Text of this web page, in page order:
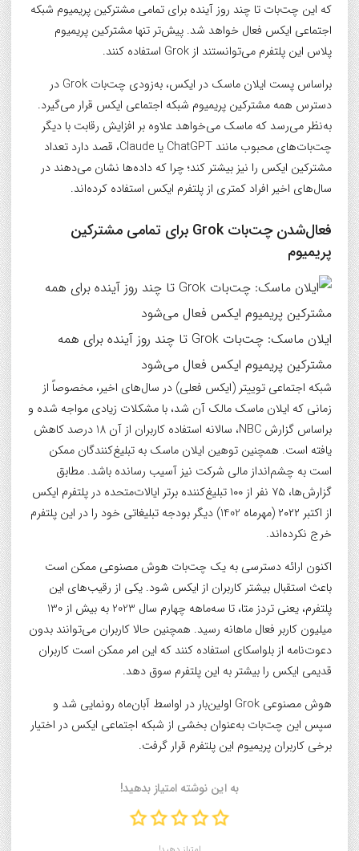
که این چت‌بات تا چند روز آینده برای تمامی مشترکین پریمیوم شبکه
اجتماعی ایکس فعال خواهد شد. پیش‌تر تنها مشترکین پریمیوم
پلاس این پلتفرم می‌توانستند از Grok استفاده کنند.
براساس پست ایلان ماسک در ایکس، به‌زودی چت‌بات Grok در
دسترس همه مشترکین پریمیوم شبکه اجتماعی ایکس قرار می‌گیرد.
به‌نظر می‌رسد که ماسک می‌خواهد علاوه‌ بر افزایش رقابت با دیگر
چت‌بات‌های محبوب مانند ChatGPT یا Claude، قصد دارد تعداد
مشترکین ایکس را نیز بیشتر کند؛ چرا که داده‌ها نشان می‌دهند در
سال‌های اخیر افراد کمتری از پلتفرم ایکس استفاده کرده‌اند.
فعال‌شدن چت‌بات Grok برای تمامی مشترکین
پریمیوم
ایلان ماسک: چت‌بات Grok تا چند روز آینده برای همه
مشترکین پریمیوم ایکس فعال می‌شود
شبکه اجتماعی توییتر (ایکس فعلی) در سال‌های اخیر، مخصوصاً از
زمانی که ایلان ماسک مالک آن شد، با مشکلات زیادی مواجه شده و
براساس گزارش NBC، سالانه استفاده کاربران از آن 18 درصد کاهش
یافته است. همچنین توهین ایلان ماسک به تبلیغ‌کنندگان ممکن
است به چشم‌انداز مالی شرکت نیز آسیب رسانده باشد. مطابق
گزارش‌ها، ۷۵ نفر از ۱۰۰ تبلیغ‌کننده برتر ایالات‌متحده در پلتفرم ایکس
از اکتبر ۲۰۲۲ (مهرماه 1402) دیگر بودجه تبلیغاتی خود را در این پلتفرم
خرج نکرده‌اند.
اکنون ارائه دسترسی به یک چت‌بات هوش مصنوعی ممکن است
باعث استقبال بیشتر کاربران از ایکس شود. یکی از رقیب‌های این
پلتفرم، یعنی تردز متا، تا سه‌ماهه چهارم سال 2023 به بیش از 130
میلیون کاربر فعال ماهانه رسید. همچنین حالا کاربران می‌توانند بدون
دعوت‌نامه از بلواسکای استفاده کنند که این امر ممکن است کاربران
قدیمی ایکس را بیشتر به این پلتفرم سوق دهد.
هوش مصنوعی Grok اولین‌بار در اواسط آبان‌ماه رونمایی شد و
سپس این چت‌بات به‌عنوان بخشی از شبکه اجتماعی ایکس در اختیار
برخی کاربران پریمیوم این پلتفرم قرار گرفت.
به این نوشته امتیاز بدهید!